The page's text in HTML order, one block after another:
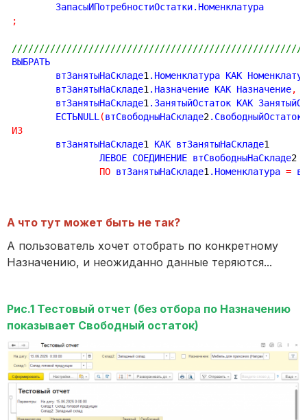
;
ВЫБРАТЬ
	втЗанятыНаСкладе
1.Номенклатура КАК
	втЗанятыНаСкладе
1.Назначение КАК Назначение,
	втЗанятыНаСкладе
1.ЗанятыйОстаток КАК
	ЕСТЬNULL
(втСвободныНаСкладе2.СвободныйОстаток
ИЗ
	втЗанятыНаСкладе
1 КАК втЗанятыНаСкладе1
		ЛЕВОЕ СОЕДИНЕНИЕ втСвободныНаСкладе
2
ПО втЗанятыНаСкладе1.Номенклатура =
А что тут может быть не так?
А пользователь хочет отобрать по конкретному
Назначению, и неожиданно данные теряются...
Рис.1 Тестовый отчет (без отбора по Назначению
показывает Свободный остаток)